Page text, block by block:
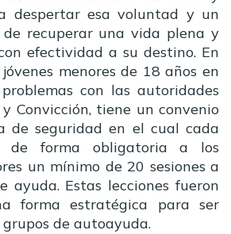
despertar esa voluntad y un
recuperar una vida plena y
efectividad a su destino. En
menores de 18 años en
con las autoridades
Convicción, tiene un convenio
de seguridad en el cual cada
de forma obligatoria a los
un mínimo de 20 sesiones a
ayuda. Estas lecciones fueron
forma estratégica para ser
de autoayuda.